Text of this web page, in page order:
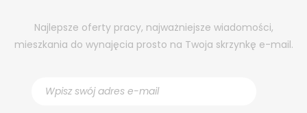
Najlepsze oferty pracy, najważniejsze wiadomości,
mieszkania do wynajęcia prosto na Twoja skrzynkę e-mail.